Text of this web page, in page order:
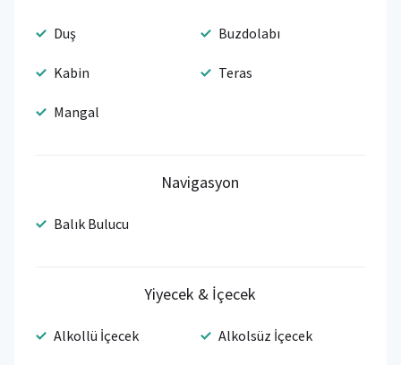
Duş Buzdolabı
Kabin Teras
Mangal
Navigasyon
Balık Bulucu
Yiyecek & İçecek
Alkollü İçecek Alkolsüz İçecek